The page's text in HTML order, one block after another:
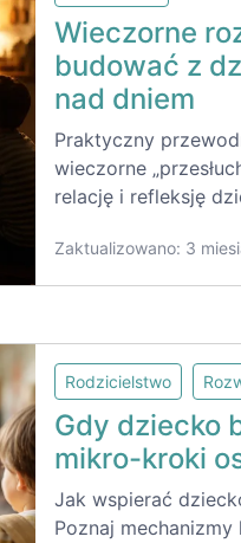
Wieczorne
budować z
nad dniem
Praktyczny
wieczorne
relację i refleksję
Zaktualizowano: 3
Rodzicielstwo
Gdy dziecko
mikro-kroki
Jak wspierać
Poznaj